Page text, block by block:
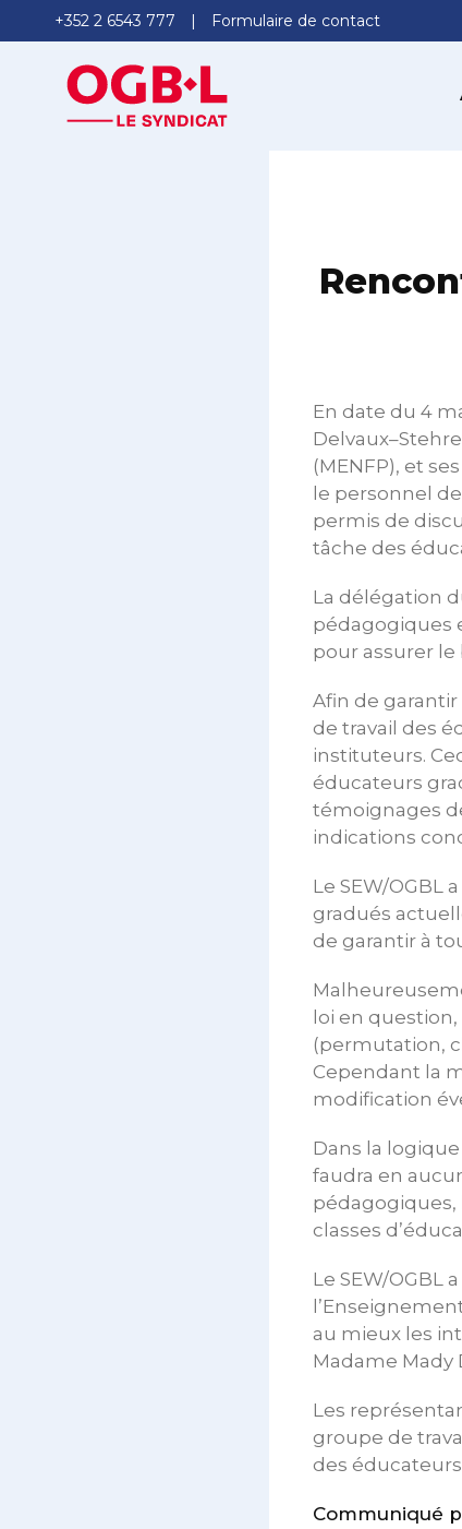
+352 2 6543 777 Formulaire de contact
En date du 4
(MENFP), et
le personnel
permis de
tâche des
La délégation
pédagogiques
pour assurer
Afin de
de travail des
instituteurs.
éducateurs
témoignages
indications
Le SEW/OGBL
gradués
de garantir à
loi en
(permutation,
Cependant la
modification
Dans la
faudra en
classes
Le SEW/OGBL
au mieux les
Madame Mady
Les
groupe de
des
Communiqué